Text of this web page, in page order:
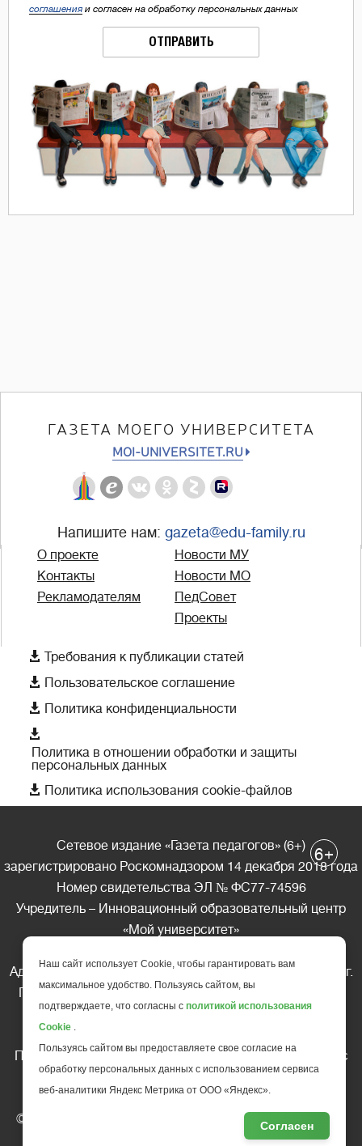
соглашения и согласен на обработку персональных данных
ОТПРАВИТЬ
ГАЗЕТА МОЕГО УНИВЕРСИТЕТА
MOI-UNIVERSITET.RU
Напишите нам: gazeta@edu-family.ru
О проекте
Контакты
Рекламодателям
Новости МУ
Новости МО
ПедСовет
Проекты
 Требования к публикации статей
 Пользовательское соглашение
 Политика конфиденциальности

Политика в отношении обработки и защиты
персональных данных
 Политика использования cookie-файлов
Сетевое издание «Газета педагогов» (6+)
зарегистрировано Роскомнадзором 14 декабря 2018 года
Номер свидетельства ЭЛ № ФС77-74596
Учредитель – Инновационный образовательный центр
«Мой университет»
Адрес редакции: 185035 Россия, Республика Карелия, г.
Петрозаводск, ул. Фридриха Энгельса д.10, офис 211
Телефон редакции: +7 (499) 685-10-45
Перепечатка материалов газеты допускается только c
письменного разрешения редакции
Ссылка на «Газету педагогов» обязательна.
© АНО ДПО "Инновационный образовательный центр
повышения квалификации и переподготовки "Мой
6+
Наш сайт использует Cookie, чтобы гарантировать вам
максимальное удобство. Пользуясь сайтом, вы
подтверждаете, что согласны с политикой использования
Cookie .
Пользуясь сайтом вы предоставляете свое согласие на
обработку персональных данных с использованием сервиса
веб-аналитики Яндекс Метрика от ООО «Яндекс».
Согласен